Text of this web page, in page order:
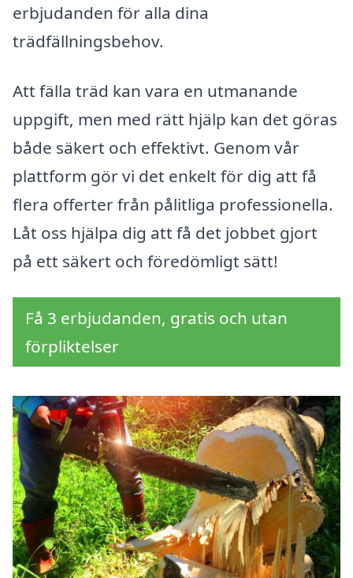
erbjudanden för alla dina
trädfällningsbehov.
Att fälla träd kan vara en utmanande
uppgift, men med rätt hjälp kan det göras
både säkert och effektivt. Genom vår
plattform gör vi det enkelt för dig att få
flera offerter från pålitliga professionella.
Låt oss hjälpa dig att få det jobbet gjort
på ett säkert och föredömligt sätt!
Få 3 erbjudanden, gratis och utan
förpliktelser